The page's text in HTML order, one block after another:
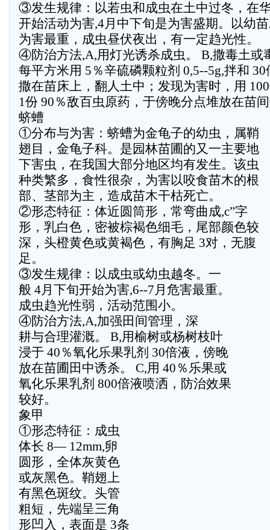
③发生规律：以若虫和成虫在土中过冬，在
开始活动为害,4月中下旬是为害盛期。以幼
为害最重，成虫昼伏夜出，有一定趋光性。
④防治方法,A,用灯光诱杀成虫。 B,撒毒土或
每平方米用 5％辛硫磷颗粒剂 0,5--5g,拌和
撒在苗床上，翻人土中；发现为害时，用
1份 90％敌百虫原药，于傍晚分点堆放在苗
蛴螬
①分布与为害：蛴螬为金龟子的幼虫，属鞘
翅目，金龟子科。是园林苗圃的又一主要地
下害虫，在我国大部分地区均有发生。该虫
种类繁多，食性很杂，为害以咬食苗木的根
部、茎部为主，造成苗木干枯死亡。
②形态特征：体近圆筒形，常弯曲成,c”字
形，乳白色，密被棕褐色细毛，尾部颜色较
深，头橙黄色或黄褐色，有胸足 3对，无腹
足。
③发生规律：以成虫或幼虫越冬。一
般 4月下旬开始为害,6--7月危害最重。
成虫趋光性弱，活动范围小。
④防治方法,A,加强田间管理，深
耕与合理灌溉。 B,用榆树或杨树枝叶
浸于 40％氧化乐果乳剂 30倍液，傍晚
放在苗圃田中诱杀。 C,用 40％乐果或
氧化乐果乳剂 800倍液喷洒，防治效果
较好。
象甲
①形态特征：成虫
体长 8— 12mm,卵
圆形，全体灰黄色
或灰黑色。鞘翅上
有黑色斑纹。头管
粗短，先端呈三角
形凹入，表面是 3条